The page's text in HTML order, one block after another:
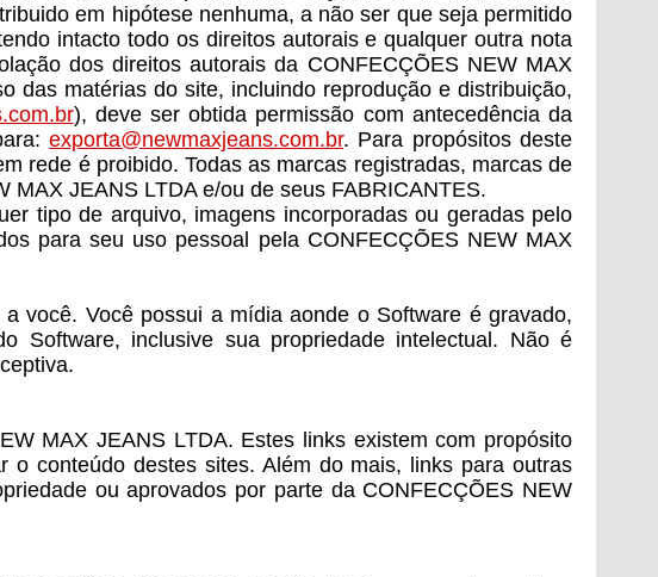
em hipótese nenhuma, a não ser que seja permitido
intacto todo os direitos autorais e qualquer outra nota
dos direitos autorais da CONFECÇÕES NEW MAX
das matérias do site, incluindo reprodução e distribuição,
), deve ser obtida permissão com antecedência da
exporta@newmaxjeans.com.br. Para propósitos deste
rede é proibido. Todas as marcas registradas, marcas de
JEANS LTDA e/ou de seus FABRICANTES.
tipo de arquivo, imagens incorporadas ou geradas pelo
para seu uso pessoal pela CONFECÇÕES NEW MAX
você. Você possui a mídia aonde o Software é gravado,
Software, inclusive sua propriedade intelectual. Não é
MAX JEANS LTDA. Estes links existem com propósito
conteúdo destes sites. Além do mais, links para outras
ou aprovados por parte da CONFECÇÕES NEW